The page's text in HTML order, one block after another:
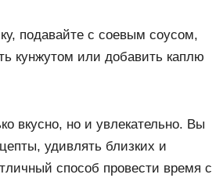
подавайте с соевым соусом,
кунжутом или добавить каплю
вкусно, но и увлекательно. Вы
удивлять близких и
способ провести время с